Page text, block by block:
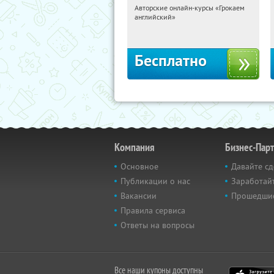
19:23:39 Получили:
Авторские онлайн-курсы «Грокаем
английский»
Бесплатно
Компания
Основное
Публикации о нас
Вакансии
Правила сервиса
Ответы на вопросы
Бизнес-
Давайте
Все наши купоны доступны